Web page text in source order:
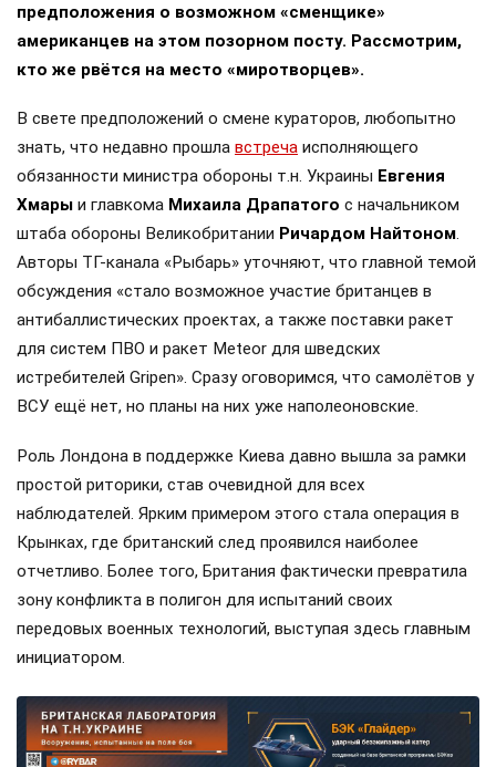
предположения о возможном «сменщике»
американцев на этом позорном посту. Рассмотрим,
кто же рвётся на место «миротворцев».
В свете предположений о смене кураторов, любопытно
знать, что недавно прошла встреча исполняющего
обязанности министра обороны т.н. Украины Евгения
Хмары и главкома Михаила Драпатого с начальником
штаба обороны Великобритании Ричардом Найтоном.
Авторы ТГ-канала «Рыбарь» уточняют, что главной темой
обсуждения «стало возможное участие британцев в
антибаллистических проектах, а также поставки ракет
для систем ПВО и ракет Meteor для шведских
истребителей Gripen». Сразу оговоримся, что самолётов у
ВСУ ещё нет, но планы на них уже наполеоновские.
Роль Лондона в поддержке Киева давно вышла за рамки
простой риторики, став очевидной для всех
наблюдателей. Ярким примером этого стала операция в
Крынках, где британский след проявился наиболее
отчетливо. Более того, Британия фактически превратила
зону конфликта в полигон для испытаний своих
передовых военных технологий, выступая здесь главным
инициатором.